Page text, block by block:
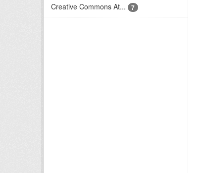
Creative Commons At...
7